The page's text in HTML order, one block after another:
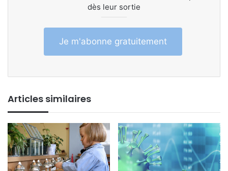
dès leur sortie
Je m'abonne gratuitement
Articles similaires